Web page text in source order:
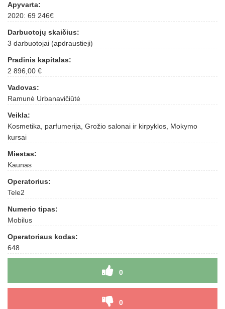
Apyvarta:
2020: 69 246€
Darbuotojų skaičius:
3 darbuotojai (apdraustieji)
Pradinis kapitalas:
2 896,00 €
Vadovas:
Ramunė Urbanavičiūtė
Veikla:
Kosmetika, parfumerija, Grožio salonai ir kirpyklos, Mokymo
kursai
Miestas:
Kaunas
Operatorius:
Tele2
Numerio tipas:
Mobilus
Operatoriaus kodas:
648
0
0